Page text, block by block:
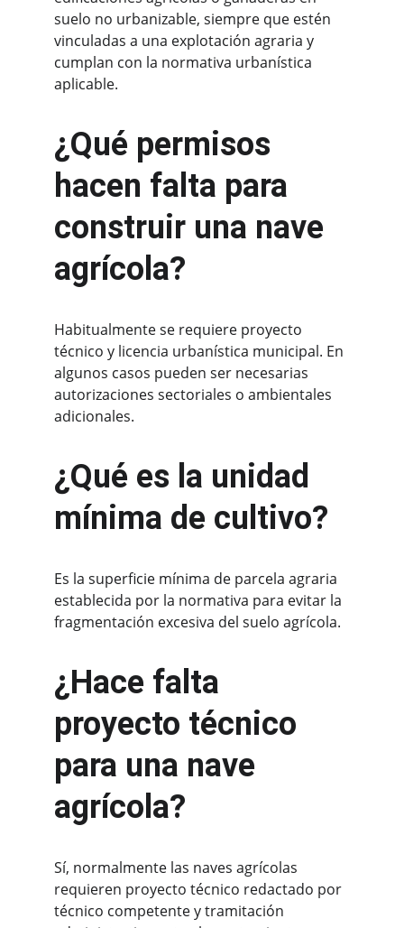
suelo no urbanizable, siempre que estén
vinculadas a una explotación agraria y
cumplan con la normativa urbanística
aplicable.
¿Qué permisos
hacen falta para
construir una nave
agrícola?
Habitualmente se requiere proyecto
técnico y licencia urbanística municipal. En
algunos casos pueden ser necesarias
autorizaciones sectoriales o ambientales
adicionales.
¿Qué es la unidad
mínima de cultivo?
Es la superficie mínima de parcela agraria
establecida por la normativa para evitar la
fragmentación excesiva del suelo agrícola.
¿Hace falta
proyecto técnico
para una nave
agrícola?
Sí, normalmente las naves agrícolas
requieren proyecto técnico redactado por
técnico competente y tramitación